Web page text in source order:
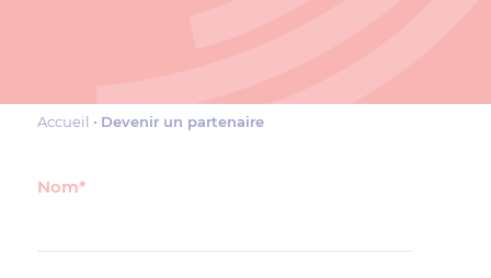
Accueil Devenir un partenaire
Nom*